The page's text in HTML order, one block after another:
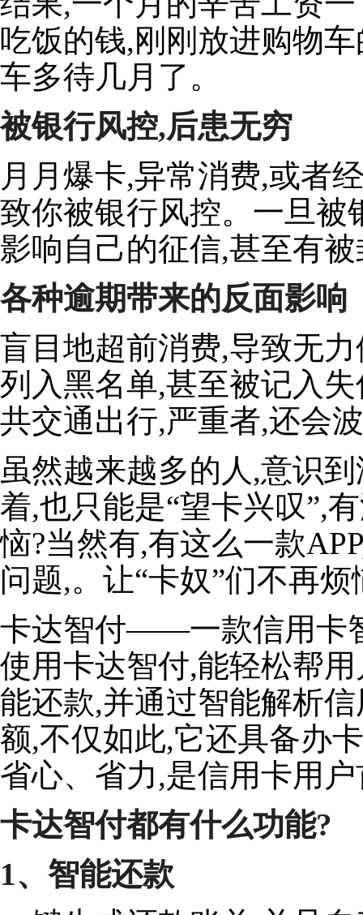
吃饭的钱,刚刚放进购物
车多待几月了。
被银行风控,后患无穷
月月爆卡,异常消费,或者
致你被银行风控。一旦被
影响自己的征信,甚至有
各种逾期带来的反面影响
盲目地超前消费,导致无
列入黑名单,甚至被记入
共交通出行,严重者,还会
虽然越来越多的人,意识
着,也只能是“望卡兴叹”,
恼?当然有,有这么一款
问题,。让“卡奴”们不再
卡达智付——一款信用卡
使用卡达智付,能轻松帮
能还款,并通过智能解析
额,不仅如此,它还具备办
省心、省力,是信用卡用
卡达智付都有什么功能?
1、智能还款